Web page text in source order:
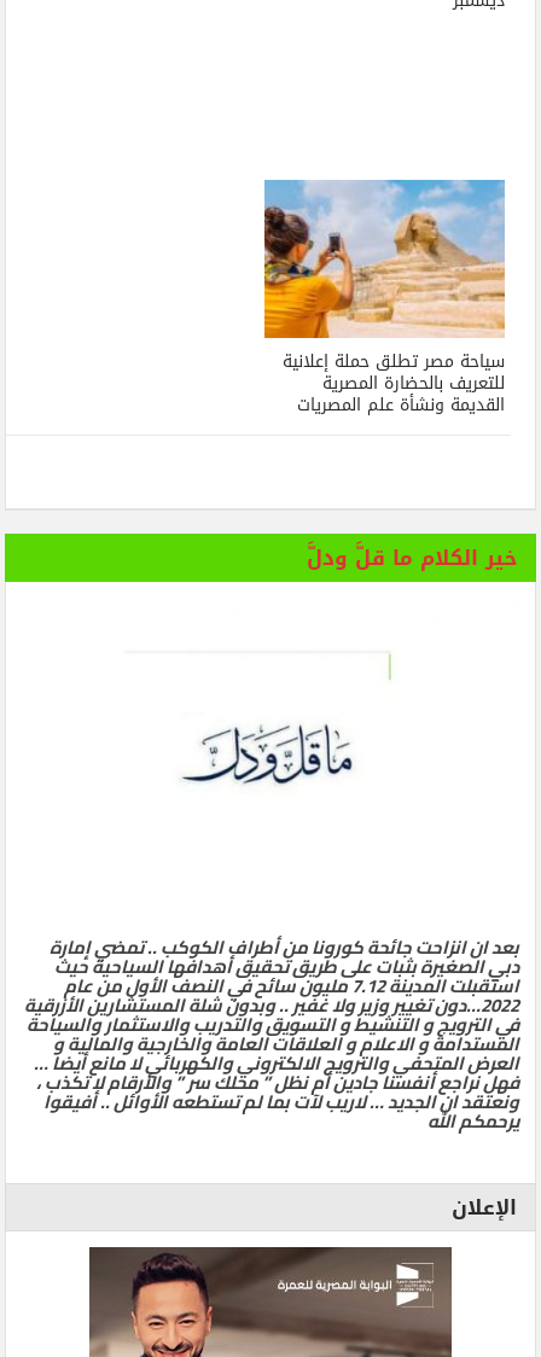
سياحة مصر تطلق حملة إعلانية
للتعريف بالحضارة المصرية
القديمة ونشأة علم المصريات
خير الكلام ما قلَّ ودلَّ
بعد ان انزاحت جائحة كورونا من أطراف الكوكب .. تمضي إمارة
دبي الصغيرة بثبات على طريق تحقيق أهدافها السياحية حيث
استقبلت المدينة 7.12 مليون سائح في النصف الأول من عام
2022…دون تغيير وزير ولا غفير .. وبدون شلة المستشارين الأزرقية
في الترويج و التنشيط و التسويق والتدريب والاستثمار والسياحة
المستدامة و الاعلام و العلاقات العامة والخارجية والمالية و
العرض المتحفي والترويج الالكتروني والكهربائي لا مانع أيضا …
فهل نراجع أنفسنا جادين أم نظل ” محلك سر ” والأرقام لا تكذب ،
ونعتقد ان الجديد … لاريب لآت بما لم تستطعه الأوائل .. أفيقوا
يرحمكم الله
الإعلان